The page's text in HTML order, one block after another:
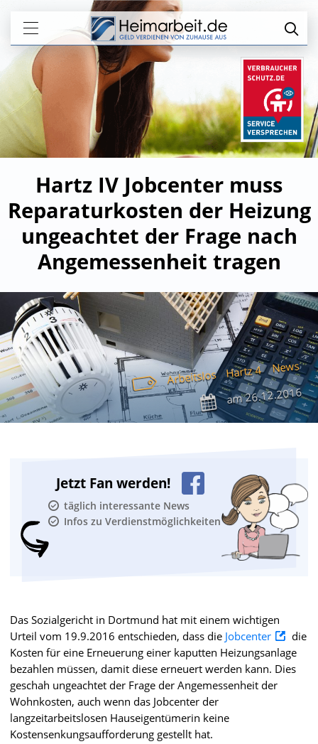
Hartz IV Jobcenter muss
Reparaturkosten der Heizung
ungeachtet der Frage nach
Angemessenheit tragen
Arbeitslos Hartz 4 News
am26.12.2016
Jetzt Fan werden!
täglich interessante News
Infos zu Verdienstmöglichkeiten
Das Sozialgericht in Dortmund hat mit einem wichtigen
Urteil vom 19.9.2016 entschieden, dass die Jobcenter
die
Kosten für eine Erneuerung einer kaputten Heizungsanlage
bezahlen müssen, damit diese erneuert werden kann. Dies
geschah ungeachtet der Frage der Angemessenheit der
Wohnkosten, auch wenn das Jobcenter der
langzeitarbeitslosen Hauseigentümerin keine
Kostensenkungsaufforderung gestellt hat.